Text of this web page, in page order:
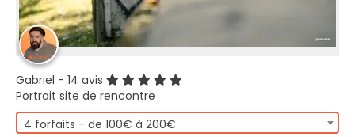
Gabriel - 14 avis
Portrait site de rencontre
4 forfaits - de 100€ à 200€